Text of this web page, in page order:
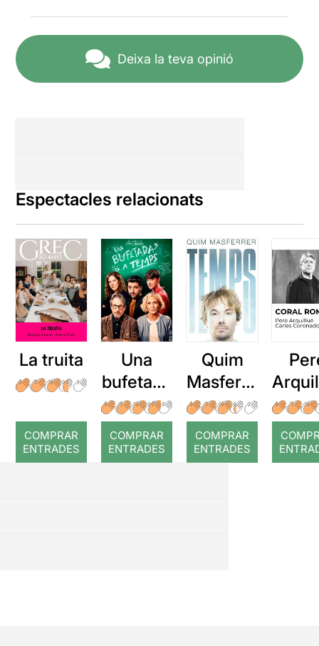
Deixa la teva opinió
Espectacles relacionats
La truita
COMPRAR
ENTRADES
Una
bufetada
a temps
COMPRAR
ENTRADES
Quim
Masferre
r: Temps
COMPRAR
ENTRADES
: